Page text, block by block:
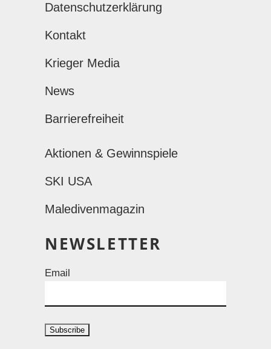
Datenschutzerklärung
Kontakt
Krieger Media
News
Barrierefreiheit
Aktionen & Gewinnspiele
SKI USA
Maledivenmagazin
NEWSLETTER
Email